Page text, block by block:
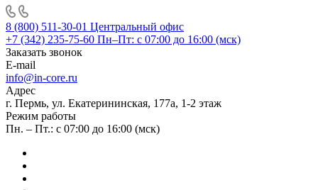
8 (800) 511-30-01 Центральный офис
+7 (342) 235-75-60 Пн–Пт: с 07:00 до 16:00 (мск)
Заказать звонок
E-mail
info@in-core.ru
Адрес
г. Пермь, ул. ​Екатерининская, 177а, ​1-2 этаж
Режим работы
Пн. – Пт.: с 07:00 до 16:00 (мск)